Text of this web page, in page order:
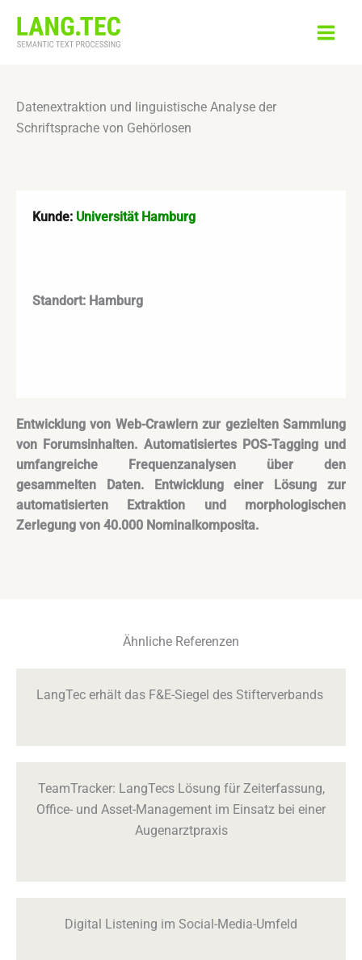
Inhalt
springen
Datenextraktion und linguistische Analyse der
Schriftsprache von Gehörlosen
Kunde: Universität Hamburg
Standort: Hamburg
Entwicklung von Web-Crawlern zur gezielten Sammlung
von Forumsinhalten. Automatisiertes POS-Tagging und
umfangreiche Frequenzanalysen über den
gesammelten Daten. Entwicklung einer Lösung zur
automatisierten Extraktion und morphologischen
Zerlegung von 40.000 Nominalkomposita.
Ähnliche Referenzen
LangTec erhält das F&E-Siegel des Stifterverbands
TeamTracker: LangTecs Lösung für Zeiterfassung,
Office- und Asset-Management im Einsatz bei einer
Augenarztpraxis
Digital Listening im Social-Media-Umfeld